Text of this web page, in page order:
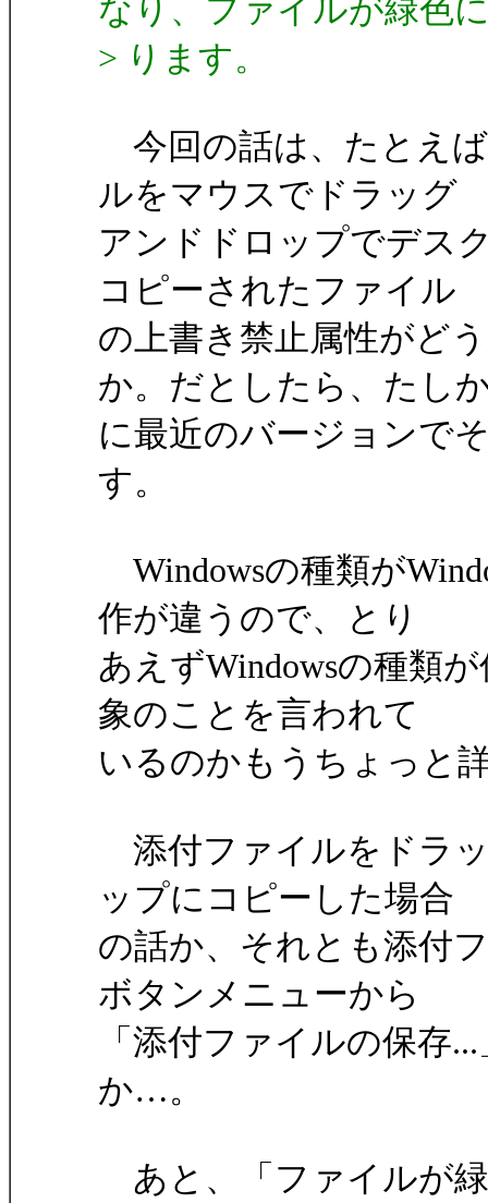
なり、ファイルが緑色
> ります。
今回の話は、たとえ
ルをマウスでドラッグ
アンドドロップでデス
コピーされたファイル
の上書き禁止属性がど
か。だとしたら、たし
に最近のバージョンで
す。
Windowsの種類が
作が違うので、とり
あえずWindowsの種類
象のことを言われて
いるのかもうちょっと
添付ファイルをドラ
ップにコピーした場合
の話か、それとも添付
ボタンメニューから
「添付ファイルの保存
か…。
あと、「ファイルが